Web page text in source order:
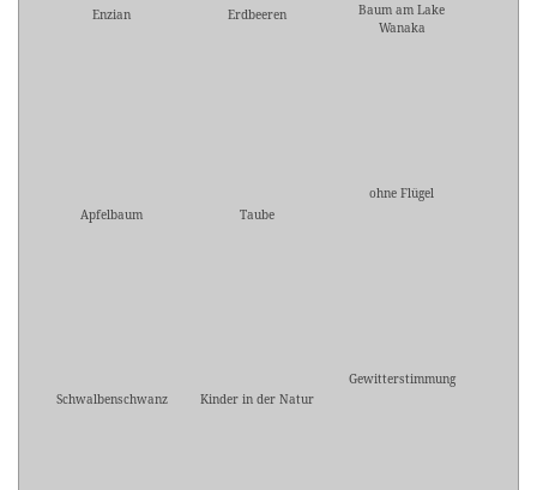
Enzian Erdbeeren
Baum am Lake
Wanaka
Apfelbaum Taube
ohne Flügel
Schwalbenschwanz Kinder in der Natur
Gewitterstimmung